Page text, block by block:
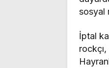
sosyal
İptal